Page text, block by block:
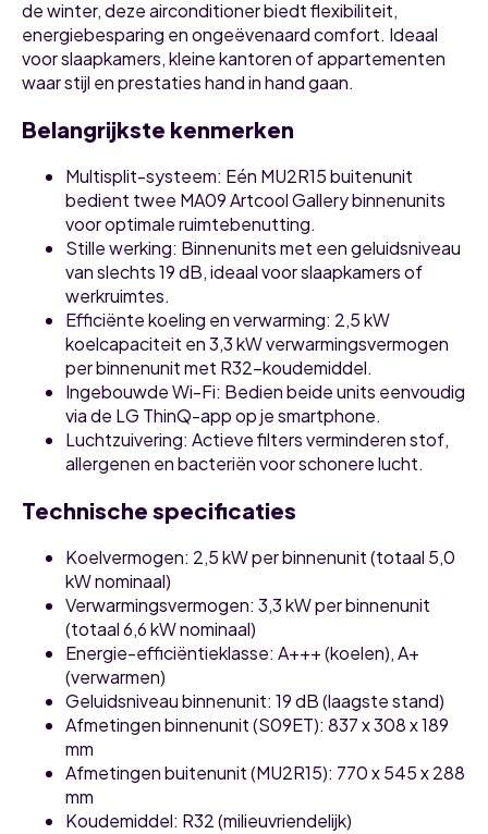
de winter, deze airconditioner biedt flexibiliteit,
energiebesparing en ongeëvenaard comfort. Ideaal
voor slaapkamers, kleine kantoren of appartementen
waar stijl en prestaties hand in hand gaan.
Belangrijkste kenmerken
Multisplit-systeem: Eén MU2R15 buitenunit
bedient twee MA09 Artcool Gallery binnenunits
voor optimale ruimtebenutting.
Stille werking: Binnenunits met een geluidsniveau
van slechts 19 dB, ideaal voor slaapkamers of
werkruimtes.
Efficiënte koeling en verwarming: 2,5 kW
koelcapaciteit en 3,3 kW verwarmingsvermogen
per binnenunit met R32-koudemiddel.
Ingebouwde Wi-Fi: Bedien beide units eenvoudig
via de LG ThinQ-app op je smartphone.
Luchtzuivering: Actieve filters verminderen stof,
allergenen en bacteriën voor schonere lucht.
Technische specificaties
Koelvermogen: 2,5 kW per binnenunit (totaal 5,0
kW nominaal)
Verwarmingsvermogen: 3,3 kW per binnenunit
(totaal 6,6 kW nominaal)
Energie-efficiëntieklasse: A+++ (koelen), A+
(verwarmen)
Geluidsniveau binnenunit: 19 dB (laagste stand)
Afmetingen binnenunit (S09ET): 837 x 308 x 189
mm
Afmetingen buitenunit (MU2R15): 770 x 545 x 288
mm
Koudemiddel: R32 (milieuvriendelijk)